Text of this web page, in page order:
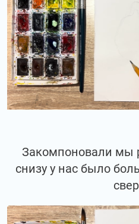
Закомпоновали мы
снизу у нас было